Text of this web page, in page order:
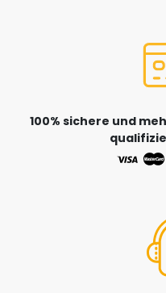
100% sichere und